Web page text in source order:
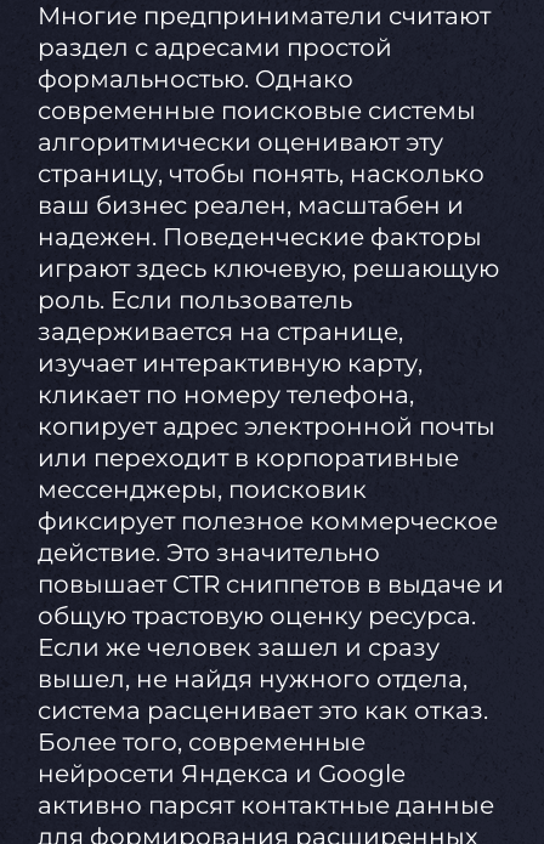
Многие предприниматели считают
раздел с адресами простой
формальностью. Однако
современные поисковые системы
алгоритмически оценивают эту
страницу, чтобы понять, насколько
ваш бизнес реален, масштабен и
надежен. Поведенческие факторы
играют здесь ключевую, решающую
роль. Если пользователь
задерживается на странице,
изучает интерактивную карту,
кликает по номеру телефона,
копирует адрес электронной почты
или переходит в корпоративные
мессенджеры, поисковик
фиксирует полезное коммерческое
действие. Это значительно
повышает CTR сниппетов в выдаче и
общую трастовую оценку ресурса.
Если же человек зашел и сразу
вышел, не найдя нужного отдела,
система расценивает это как отказ.
Более того, современные
нейросети Яндекса и Google
активно парсят контактные данные
для формирования расширенных